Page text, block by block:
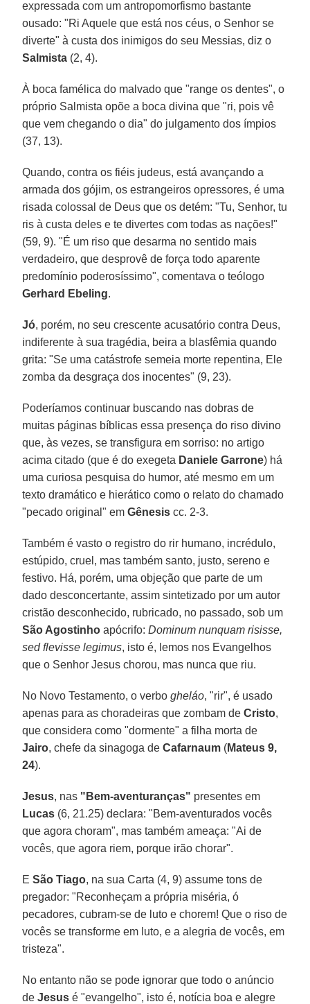
expressada com um antropomorfismo bastante
ousado: "Ri Aquele que está nos céus, o Senhor se
diverte" à custa dos inimigos do seu Messias, diz o
Salmista (2, 4).
À boca famélica do malvado que "range os dentes", o
próprio Salmista opõe a boca divina que "ri, pois vê
que vem chegando o dia" do julgamento dos ímpios
(37, 13).
Quando, contra os fiéis judeus, está avançando a
armada dos gójim, os estrangeiros opressores, é uma
risada colossal de Deus que os detém: "Tu, Senhor, tu
ris à custa deles e te divertes com todas as nações!"
(59, 9). "É um riso que desarma no sentido mais
verdadeiro, que desprovê de força todo aparente
predomínio poderosíssimo", comentava o teólogo
Gerhard Ebeling.
Jó, porém, no seu crescente acusatório contra Deus,
indiferente à sua tragédia, beira a blasfêmia quando
grita: "Se uma catástrofe semeia morte repentina, Ele
zomba da desgraça dos inocentes" (9, 23).
Poderíamos continuar buscando nas dobras de
muitas páginas bíblicas essa presença do riso divino
que, às vezes, se transfigura em sorriso: no artigo
acima citado (que é do exegeta Daniele Garrone) há
uma curiosa pesquisa do humor, até mesmo em um
texto dramático e hierático como o relato do chamado
"pecado original" emGênesis cc. 2-3.
Também é vasto o registro do rir humano, incrédulo,
estúpido, cruel, mas também santo, justo, sereno e
festivo. Há, porém, uma objeção que parte de um
dado desconcertante, assim sintetizado por um autor
cristão desconhecido, rubricado, no passado, sob um
São Agostinho apócrifo:Dominum nunquam risisse,
sed flevisse legimus, isto é, lemos nos Evangelhos
que o Senhor Jesus chorou, mas nunca que riu.
No Novo Testamento, o verbogheláo, "rir", é usado
apenas para as choradeiras que zombam deCristo,
que considera como "dormente" a filha morta de
Jairo, chefe da sinagoga deCafarnaum (Mateus 9,
24).
Jesus, nas "Bem-aventuranças" presentes em
Lucas (6, 21.25) declara: "Bem-aventurados vocês
que agora choram", mas também ameaça: "Ai de
vocês, que agora riem, porque irão chorar".
ESão Tiago, na sua Carta (4, 9) assume tons de
pregador: "Reconheçam a própria miséria, ó
pecadores, cubram-se de luto e chorem! Que o riso de
vocês se transforme em luto, e a alegria de vocês, em
tristeza".
No entanto não se pode ignorar que todo o anúncio
deJesus é "evangelho", isto é, notícia boa e alegre